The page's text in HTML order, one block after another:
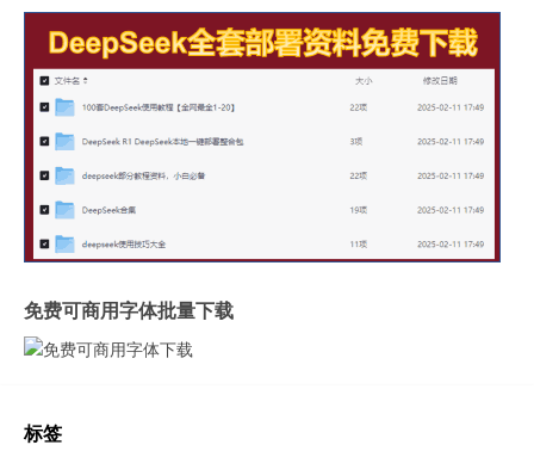
免费可商用字体批量下载
标签